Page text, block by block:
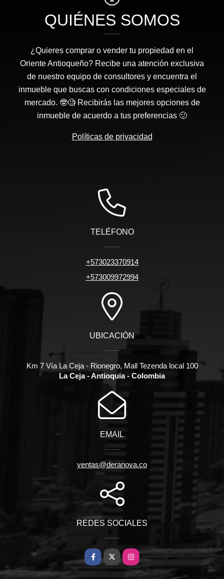
QUIÉNES SOMOS
¿Quieres comprar o vender tu propiedad en el
Oriente Antioqueño? Recibe una atención exclusiva
de nuestro equipo de consultores y encuentra el
inmueble que buscas con condiciones especiales de
mercado. 🤓🧐 Recibirás las mejores opciones de
inmueble de acuerdo a tus preferencias 🙂
Políticas de privacidad
TELÉFONO
+573023370914
+573009972994
UBICACIÓN
Km 7 Vía La Ceja - Rionegro, Mall Tezenda local 100
La Ceja - Antioquia - Colombia
EMAIL
ventas@deranova.co
REDES SOCIALES
Facebook
X Instagram